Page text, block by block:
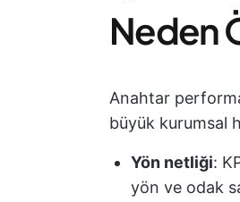
Neden
Anahtar
büyük kurumsal
Yön netliği:
yön ve odak